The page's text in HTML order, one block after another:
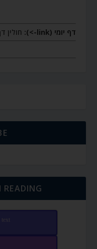
דף יומי (link->):
חולין
text